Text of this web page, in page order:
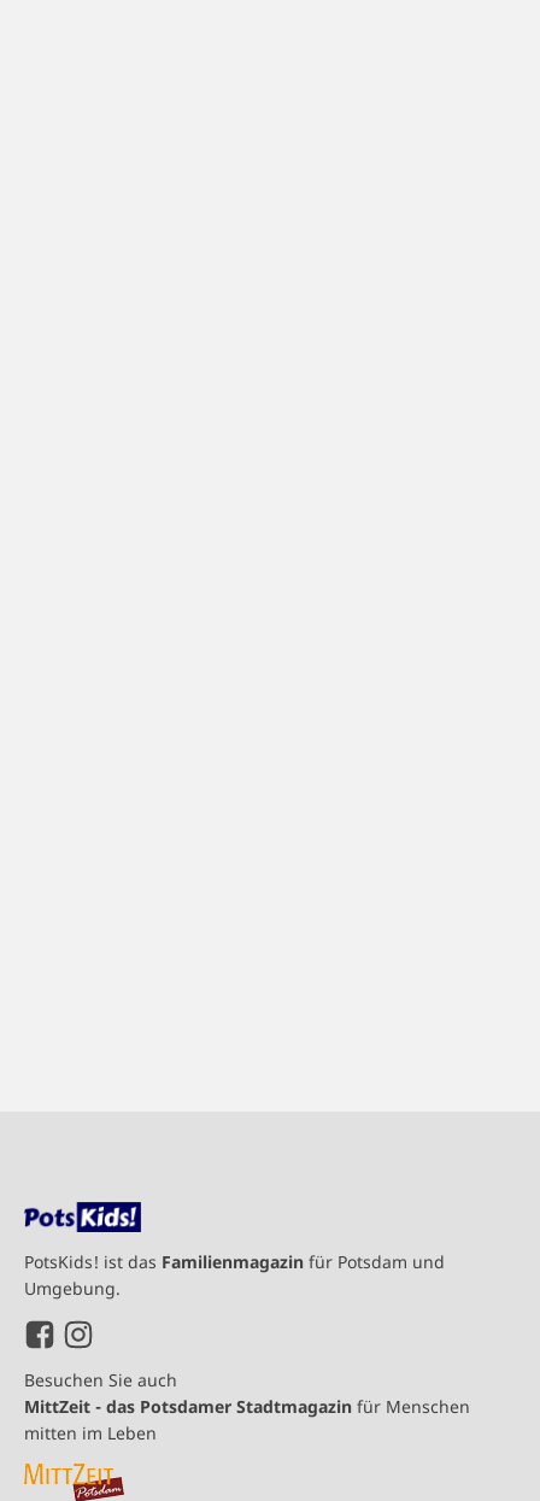
PotsKids! ist das Familienmagazin für Potsdam und
Umgebung.
Besuchen Sie auch
MittZeit - das Potsdamer Stadtmagazin für Menschen
mitten im Leben